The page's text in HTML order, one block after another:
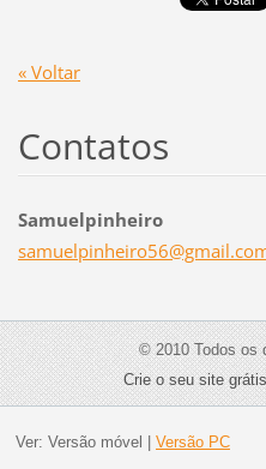
« Voltar
Contatos
Samuelpinheiro
samuelpinheiro56@gmail.c
© 2010 Todos os
Crie o seu site grátis
Ver: Versão móvel Versão PC